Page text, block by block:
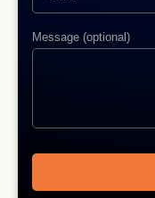
Message (optional)